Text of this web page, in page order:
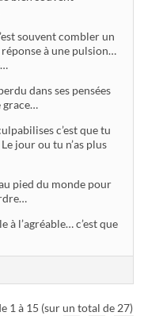
souvent combler un
à une pulsion…
dans ses pensées
grace…
c’est que tu
jour ou tu n’as plus
pied du monde pour
à l’agréable… c’est que
1 à 15 (sur un total de 27)